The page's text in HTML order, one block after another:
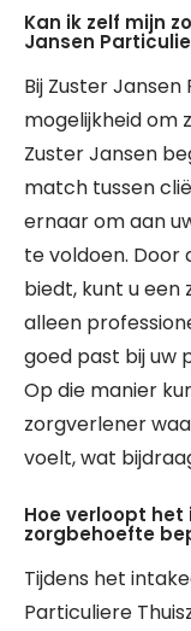
Kan ik zelf mijn
Jansen
Bij Zuster
mogelijkheid om
Zuster Jansen
match tussen
ernaar om aan
te voldoen. Door
biedt, kunt u
alleen
goed past bij uw
Op die manier
zorgverlener
voelt, wat
Hoe verloopt
zorgbehoefte
Tijdens het
Particuliere